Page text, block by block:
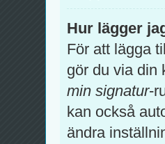
Hur lägger
För att lägga
gör du via din
min signatur-
kan också
ändra